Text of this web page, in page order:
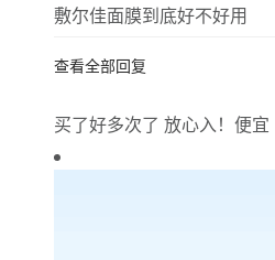
敷尔佳面膜到底好不好用
查看全部回复
买了好多次了 放心入！便宜